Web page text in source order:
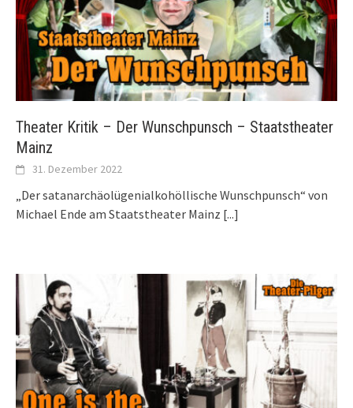
Theater Kritik – Der Wunschpunsch – Staatstheater
Mainz
31. Dezember 2022
„Der satanarchäolü­genialkohöllische Wunschpunsch“ von
Michael Ende am Staatstheater Mainz [...]